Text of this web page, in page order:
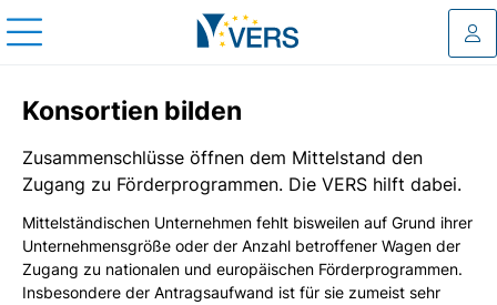
Konsortien bilden
Zusammenschlüsse öffnen dem Mittelstand den
Zugang zu Förderprogrammen. Die VERS hilft dabei.
Mittelständischen Unternehmen fehlt bisweilen auf Grund ihrer
Unternehmensgröße oder der Anzahl betroffener Wagen der
Zugang zu nationalen und europäischen Förderprogrammen.
Insbesondere der Antragsaufwand ist für sie zumeist sehr